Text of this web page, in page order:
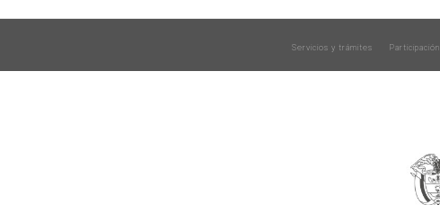
Servicios y trámites Participación